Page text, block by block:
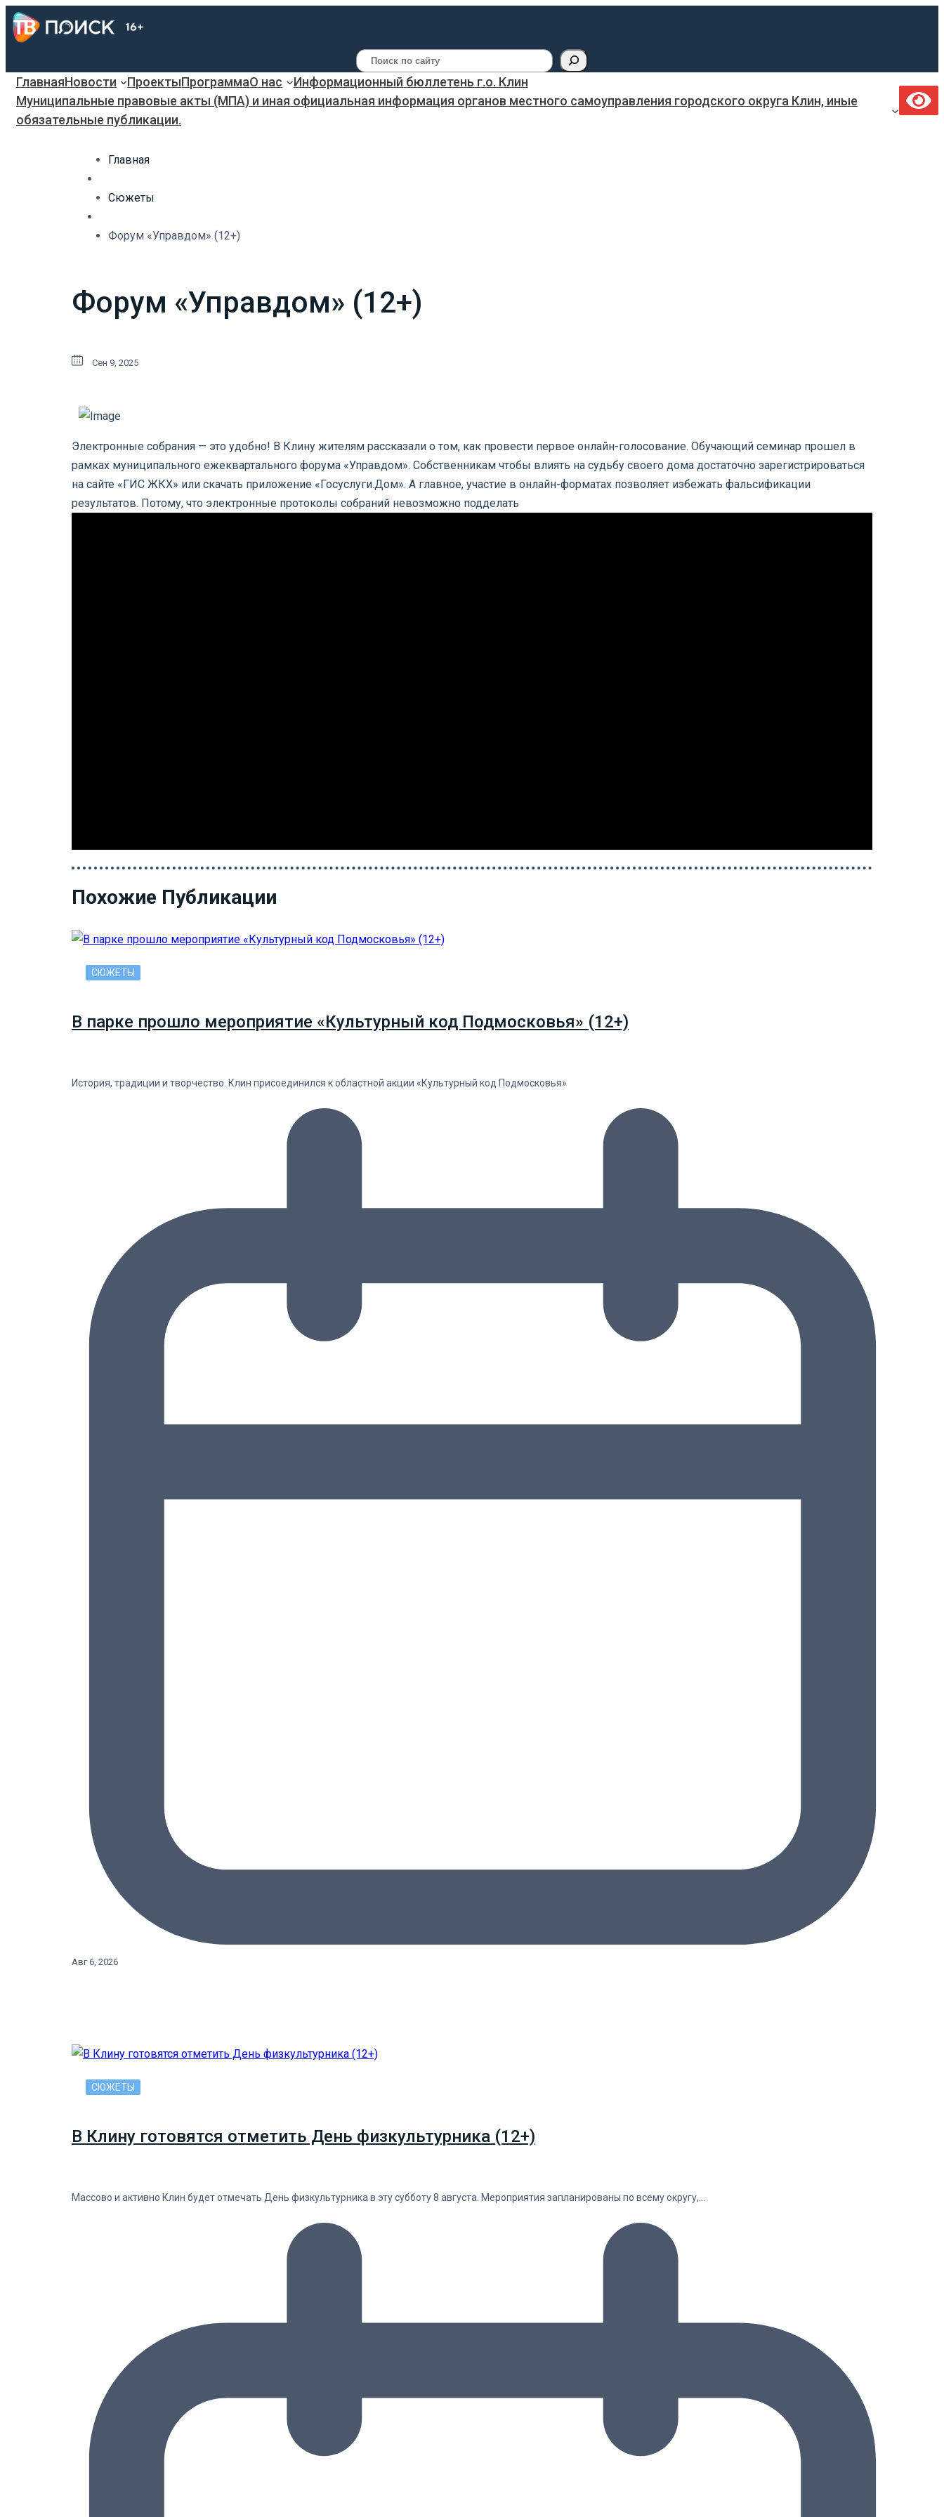
Поиск
ГлавнаяНовости ПроектыПрограммаО нас
Информационный бюллетень г.о. Клин
Муниципальные правовые акты (МПА) и иная официальная информация органов местного самоуправления городского округа Клин, иные
обязательные публикации.
Главная
Сюжеты
Форум «Управдом» (12+)
Форум «Управдом» (12+)
Сен 9, 2025
Электронные собрания — это удобно! В Клину жителям рассказали о том, как провести первое онлайн-голосование. Обучающий семинар прошел в
рамках муниципального ежеквартального форума «Управдом». Собственникам чтобы влиять на судьбу своего дома достаточно зарегистрироваться
на сайте «ГИС ЖКХ» или скачать приложение «Госуслуги.Дом». А главное, участие в онлайн-форматах позволяет избежать фальсификации
результатов. Потому, что электронные протоколы собраний невозможно подделать
Похожие Публикации
СЮЖЕТЫ
В парке прошло мероприятие «Культурный код Подмосковья» (12+)
История, традиции и творчество. Клин присоединился к областной акции «Культурный код Подмосковья»
Авг 6, 2026
СЮЖЕТЫ
В Клину готовятся отметить День физкультурника (12+)
Массово и активно Клин будет отмечать День физкультурника в эту субботу 8 августа. Мероприятия запланированы по всему округу,…